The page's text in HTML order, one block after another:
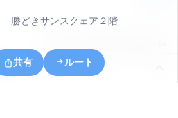
勝どきサンスクェア２階
共有 ルート